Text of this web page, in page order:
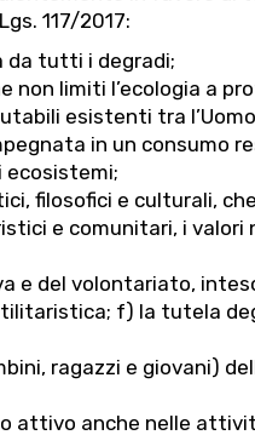
117/2017:
da tutti i degradi;
non limiti l’ecologia a
esistenti tra
in un
ecosistemi;
filosofici e culturali,
e comunitari, i
del volontariato,
f) la tutela
ragazzi e giovani)
attivo anche nelle